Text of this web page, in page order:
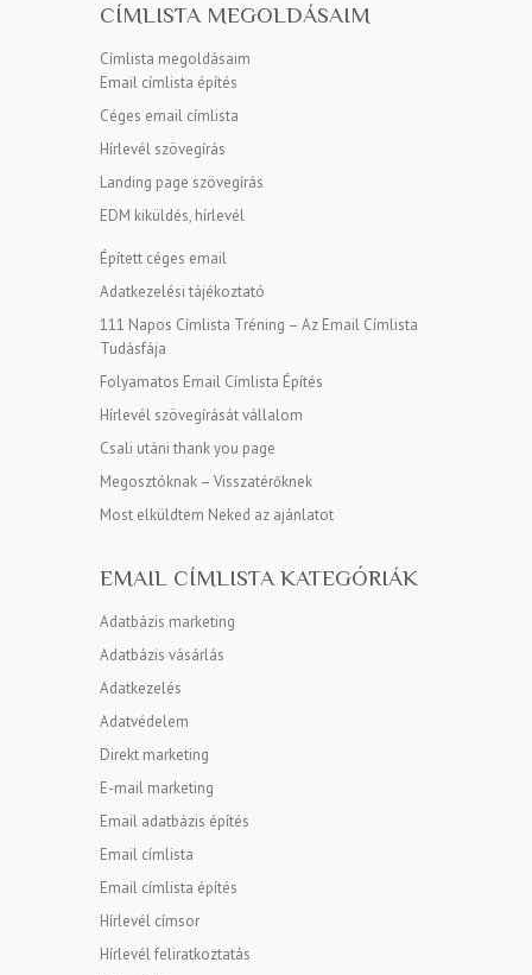
CÍMLISTA MEGOLDÁSAIM
Címlista megoldásaim
Email címlista építés
Céges email címlista
Hírlevél szövegírás
Landing page szövegírás
EDM kiküldés, hírlevél
Épített céges email
Adatkezelési tájékoztató
111 Napos Címlista Tréning – Az Email Címlista
Tudásfája
Folyamatos Email Címlista Építés
Hírlevél szövegírását vállalom
Csali utáni thank you page
Megosztóknak – Visszatérőknek
Most elküldtem Neked az ajánlatot
EMAIL CÍMLISTA KATEGÓRIÁK
Adatbázis marketing
Adatbázis vásárlás
Adatkezelés
Adatvédelem
Direkt marketing
E-mail marketing
Email adatbázis építés
Email címlista
Email címlista építés
Hírlevél címsor
Hírlevél feliratkoztatás